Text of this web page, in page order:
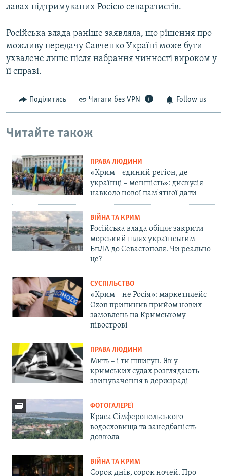
лавах підтримуваних Росією сепаратистів.
Російська влада раніше заявляла, що рішення про
можливу передачу Савченко Україні може бути
ухвалене лише після набрання чинності вироком у
її справі.
Поділитись Читати без VPN Follow us
Читайте також
ПРАВА ЛЮДИНИ
«Крим – єдиний регіон, де
українці – меншість»: дискусія
навколо нової пам'ятної дати
ВІЙНА ТА КРИМ
Російська влада обіцяє закрити
морський шлях українським
БпЛА до Севастополя. Чи реально
це?
СУСПІЛЬСТВО
«Крим – не Росія»: маркетплейс
Ozon припинив прийом нових
замовлень на Кримському
півострові
ПРАВА ЛЮДИНИ
Мить – і ти шпигун. Як у
кримських судах розглядають
звинувачення в держзраді
ФОТОГАЛЕРЕЇ
Краса Сімферопольського
водосховища та занедбаність
довкола
ВІЙНА ТА КРИМ
Сорок днів, сорок ночей. Про